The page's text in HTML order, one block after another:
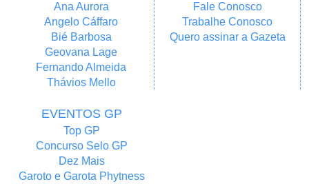
Ana Aurora
Angelo Cáffaro
Bié Barbosa
Geovana Lage
Fernando Almeida
Thávios Mello
Fale Conosco
Trabalhe Conosco
Quero assinar a Gazeta
EVENTOS GP
Top GP
Concurso Selo GP
Dez Mais
Garoto e Garota Phytness